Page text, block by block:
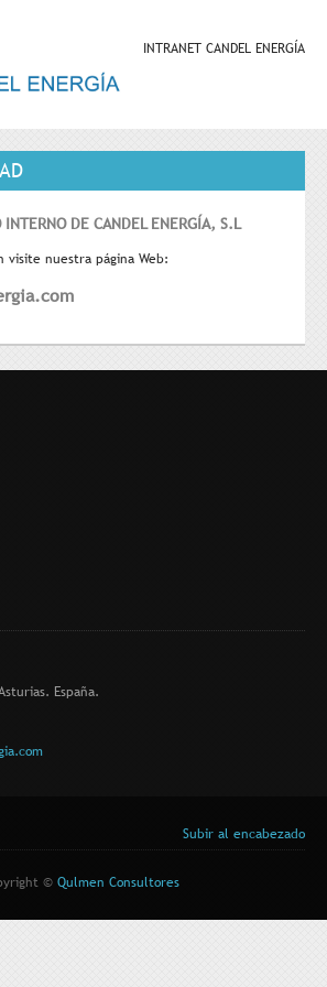
INTRANET CANDEL ENERGÍA
INTERNO DE CANDEL ENERGÍA, S.L
visite nuestra página Web:
España.
Subir al encabezado
© Qulmen Consultores